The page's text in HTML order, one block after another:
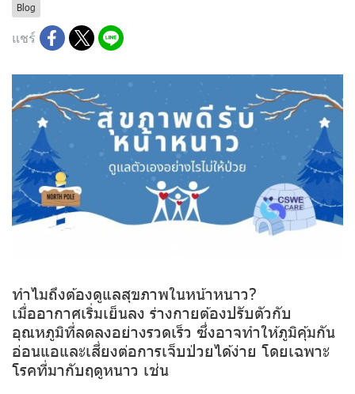
Blog
แชร์
ทำไมถึงต้องดูแลสุขภาพในหน้าหนาว?
เมื่ออากาศเริ่มเย็นลง ร่างกายต้องปรับตัวกับ
อุณหภูมิที่ลดลงอย่างรวดเร็ว ซึ่งอาจทำให้ภูมิคุ้มกัน
อ่อนแอและเสี่ยงต่อการเจ็บป่วยได้ง่าย โดยเฉพาะ
โรคที่มากับฤดูหนาว เช่น